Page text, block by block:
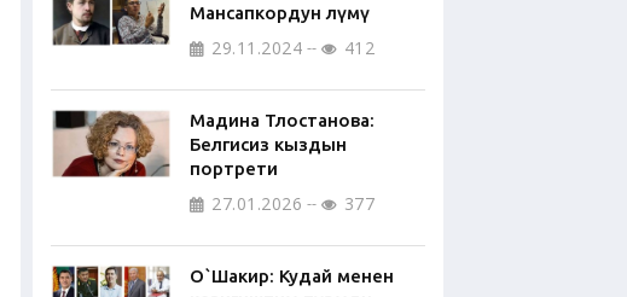
Мансапкордун өлүмү
29.11.2024 412
Мадина Тлостанова:
Белгисиз кыздын
портрети
27.01.2026 377
О`Шакир: Кудай менен